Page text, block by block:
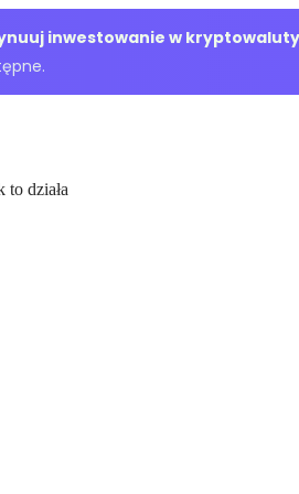
inwestowanie w
to działa